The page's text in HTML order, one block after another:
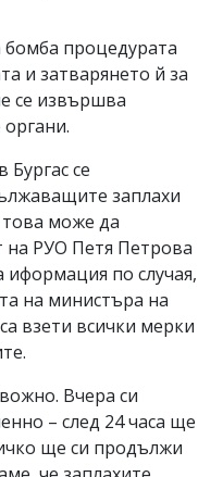
бомба процедурата
и затварянето й за
се извършва
се
заплахи
това може да
на РУО Петя Петрова
иформация по случая,
на министъра на
взети всички мерки
Вчера си
– след 24 часа ще
ще си продължи